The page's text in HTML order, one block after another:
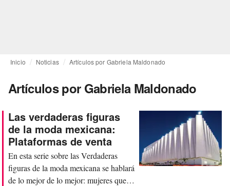
Inicio Noticias Artículos por Gabriela Maldonado
Artículos por Gabriela Maldonado
Las verdaderas figuras
de la moda mexicana:
Plataformas de venta
En esta serie sobre las Verdaderas
figuras de la moda mexicana se hablará
de lo mejor de lo mejor: mujeres que